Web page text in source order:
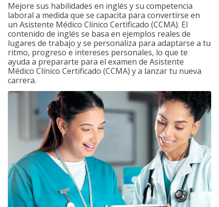
Mejore sus habilidades en inglés y su competencia
laboral a medida que se capacita para convertirse en
un Asistente Médico Clínico Certificado (CCMA). El
contenido de inglés se basa en ejemplos reales de
lugares de trabajo y se personaliza para adaptarse a tu
ritmo, progreso e intereses personales, lo que te
ayuda a prepararte para el examen de Asistente
Médico Clínico Certificado (CCMA) y a lanzar tu nueva
carrera.